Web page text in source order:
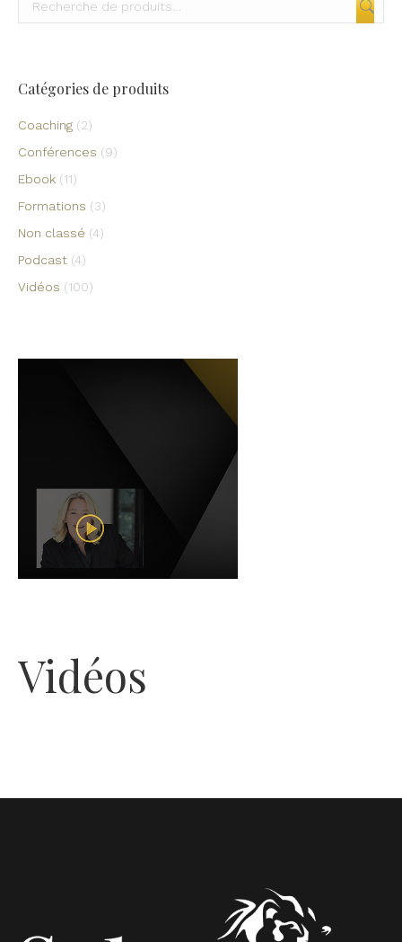
Catégories de produits
Coaching (2)
Conférences (9)
Ebook (11)
Formations (3)
Non classé (4)
Podcast (4)
Vidéos (100)
Vidéos